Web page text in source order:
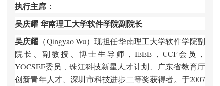
执行主席：
吴庆耀 华南理工大学软件学院副院长
吴庆耀 （Qingyao Wu）现担任华南理工大学软件学院副
院长、副教授、博士生导师，IEEE，CCF会员，
YOCSEF委员，珠江科技新星人才计划、广东省教育厅
创新青年人才、深圳市科技进步二等奖获得者。于2007